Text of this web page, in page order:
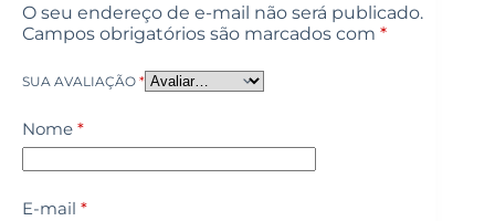
O seu endereço de e-mail não será publicado.
Campos obrigatórios são marcados com *
SUA AVALIAÇÃO *
Nome *
E-mail *